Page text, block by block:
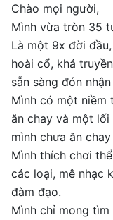
Chào mọi người,
Mình vừa tròn 35
Là một 9x đời
hoài cổ, khá
sẵn sàng đón
Mình có một niềm
ăn chay và một lối
mình chưa ăn
Mình thích chơi
các loại, mê nhạc
đàm đạo.
Mình chỉ mong